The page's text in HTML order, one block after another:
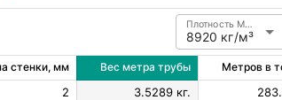
8920 кг/м³
Плотность Медь
стенки, мм Вес метра трубы Метров в
2 3.5289 кг.